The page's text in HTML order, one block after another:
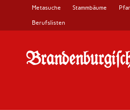
Metasuche Stammbäume
Berufslisten